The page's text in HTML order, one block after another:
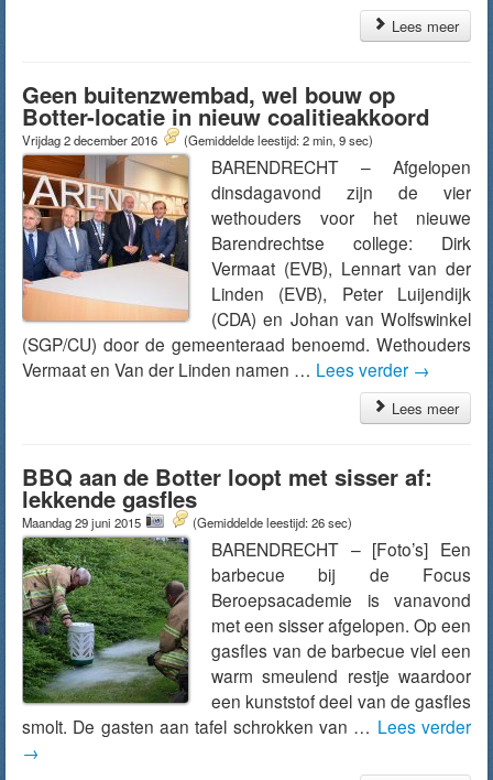
Lees meer
Geen buitenzwembad, wel bouw op
Botter-locatie in nieuw coalitieakkoord
Vrijdag 2 december 2016 (Gemiddelde leestijd: 2 min, 9 sec)
BARENDRECHT – Afgelopen
dinsdagavond zijn de vier
wethouders voor het nieuwe
Barendrechtse college: Dirk
Vermaat (EVB), Lennart van der
Linden (EVB), Peter Luijendijk
(CDA) en Johan van Wolfswinkel
(SGP/CU) door de gemeenteraad benoemd. Wethouders
Vermaat en Van der Linden namen … Lees verder →
Lees meer
BBQ aan de Botter loopt met sisser af:
lekkende gasfles
Maandag 29 juni 2015 (Gemiddelde leestijd: 26 sec)
BARENDRECHT – [Foto’s] Een
barbecue bij de Focus
Beroepsacademie is vanavond
met een sisser afgelopen. Op een
gasfles van de barbecue viel een
warm smeulend restje waardoor
een kunststof deel van de gasfles
smolt. De gasten aan tafel schrokken van … Lees verder
→